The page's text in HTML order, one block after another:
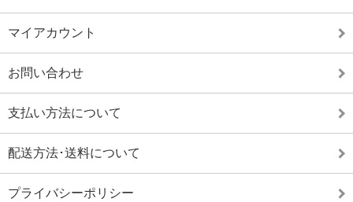
マイアカウント
お問い合わせ
支払い方法について
配送方法･送料について
プライバシーポリシー